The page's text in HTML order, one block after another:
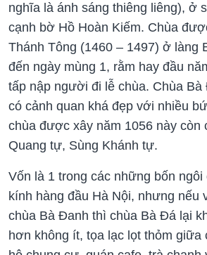
nghĩa là ánh sáng thiêng liêng), ở
cạnh bờ Hồ Hoàn Kiếm. Chùa
Thánh Tông (1460 – 1497) ở làng
đến ngày mùng 1, rằm hay đầu
tấp nập người đi lễ chùa. Chùa
có cảnh quan khá đẹp với nhiều
chùa được xây năm 1056 này còn
Quang tự, Sùng Khánh tự.
Vốn là 1 trong các những bốn ngôi
kính hàng đầu Hà Nội, nhưng nếu
chùa Bà Đanh thì chùa Bà Đá lại
hơn không ít, tọa lạc lọt thỏm giữa